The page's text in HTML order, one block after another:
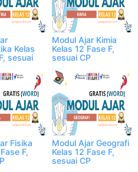
Kelas
sesuai
Modul Ajar Kimia
Kelas 12 Fase F,
sesuai CP
Fisika
F,
Modul Ajar Geografi
Kelas 12 Fase F,
sesuai CP